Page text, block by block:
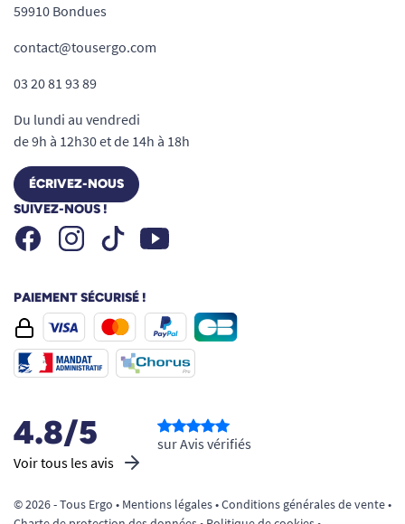
59910 Bondues
contact@tousergo.com
03 20 81 93 89
Du lundi au vendredi
de 9h à 12h30 et de 14h à 18h
ÉCRIVEZ-NOUS
SUIVEZ-NOUS !
FacebookInstagramTiktok Youtube
PAIEMENT SÉCURISÉ !
4.8/5
Voir tous les avis
sur Avis vérifiés
© 2026 - Tous Ergo • Mentions légales•Conditions générales de vente•